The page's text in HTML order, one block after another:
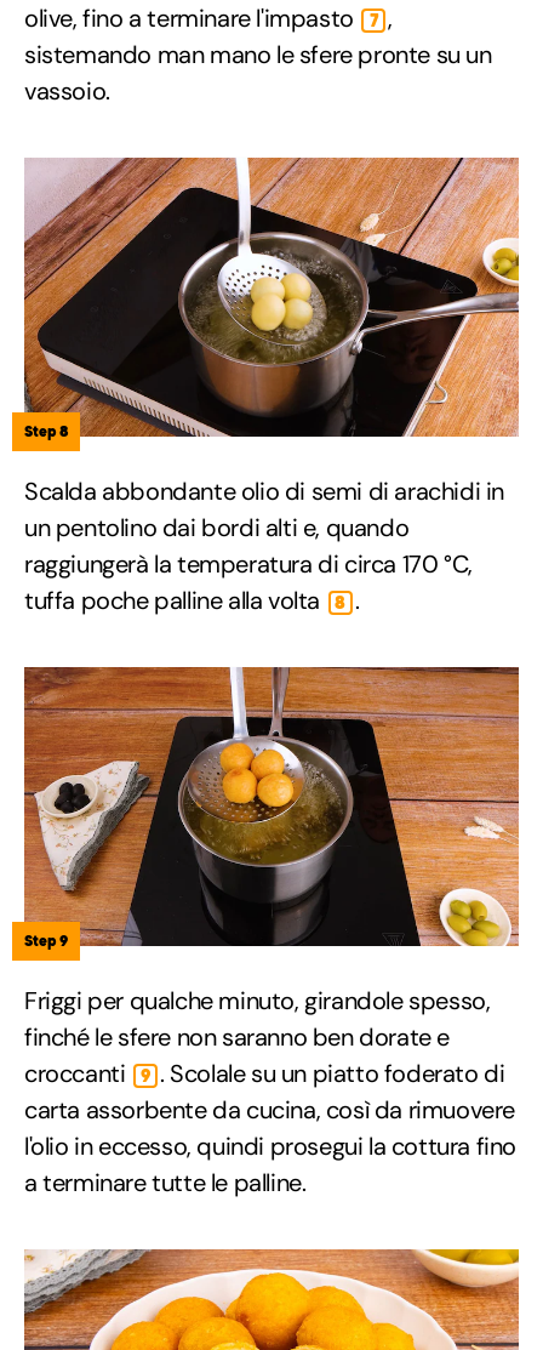
olive, fino a terminare l'impasto
7 ,
sistemando man mano le sfere pronte su un
vassoio.
Step 8
Scalda abbondante olio di semi di arachidi in
un pentolino dai bordi alti e, quando
raggiungerà la temperatura di circa 170 °C,
tuffa poche palline alla volta
8 .
Step 9
Friggi per qualche minuto, girandole spesso,
finché le sfere non saranno ben dorate e
croccanti
9 . Scolale su un piatto foderato di
carta assorbente da cucina, così da rimuovere
l'olio in eccesso, quindi prosegui la cottura fino
a terminare tutte le palline.